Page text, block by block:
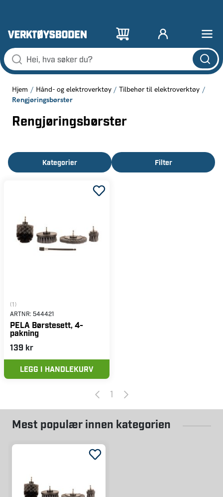
Hjem Hånd- og elektroverktøy Tilbehør til elektroverktøy
Rengjøringsbørster
Rengjøringsbørster
Kategorier Filter
(1)
ARTNR: 544421
PELA Børstesett, 4-
pakning
139 kr
LEGG I HANDLEKURV
1
Mest populær innen kategorien